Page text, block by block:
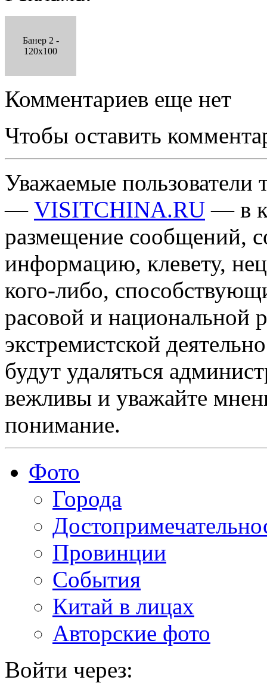
Банер 2 -
120x100
Комментариев еще нет
Чтобы оставить
Уважаемые пользователи
— VISITCHINA.RU — в
размещение сообщений,
информацию, клевету,
кого-либо,
расовой и национальной
экстремистской
будут удаляться
вежливы и уважайте
понимание.
Фото
Города
Провинции
События
Китай в лицах
Авторские фото
Войти через: